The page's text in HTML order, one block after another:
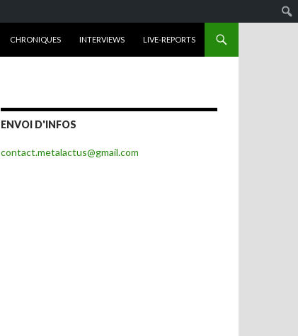
CHRONIQUES INTERVIEWS LIVE-REPORTS
ENVOI D'INFOS
contact.metalactus@gmail.com